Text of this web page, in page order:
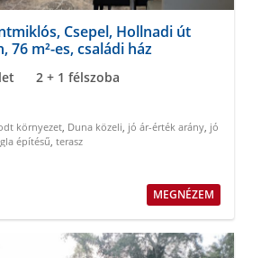
Csepel, Hollnadi út
76 m²-es, családi ház
2 + 1 félszoba
környezet, Duna közeli, jó ár-érték arány, jó
építésű, terasz
MEGNÉZEM